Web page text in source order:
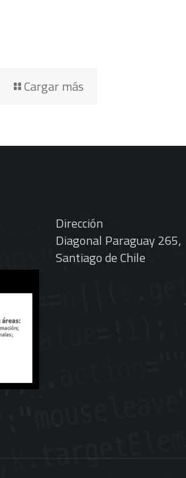
Cargar más
Dirección
Diagonal Paraguay 265,
Santiago de Chile